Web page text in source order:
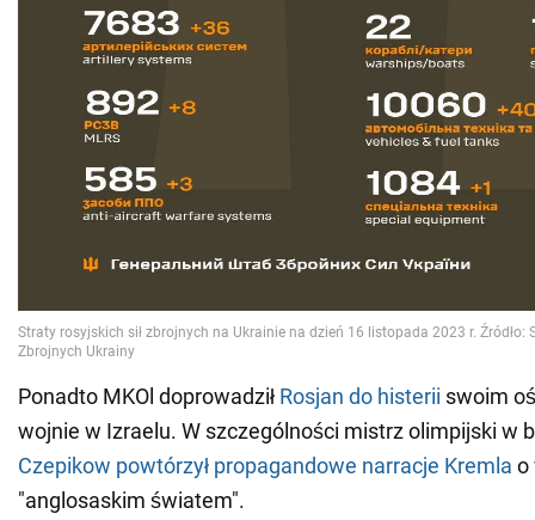
Ponadto MKOl doprowadził Rosjan do histerii swoim
wojnie w Izraelu. W szczególności mistrz olimpijski w
Czepikow powtórzył propagandowe narracje Kremla o
"anglosaskim światem".